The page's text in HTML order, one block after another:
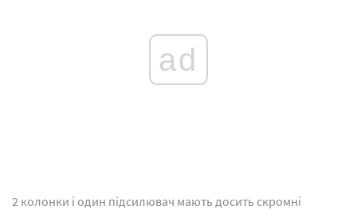
ad
2 колонки і один підсилювач мають досить скромні